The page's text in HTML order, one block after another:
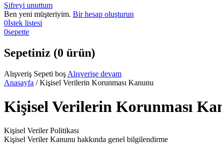
Şifreyi unuttum
Ben yeni müşteriyim. Bir hesap oluşturun
0İstek listesi
0sepette
Sepetiniz (0 ürün)
Alışveriş Sepeti boş Alışverişe devam
Anasayfa / Kişisel Verilerin Korunması Kanunu
Kişisel Verilerin Korunması
Kişisel Veriler Politikası
Kişisel Veriler Kanunu hakkında genel bilgilendirme